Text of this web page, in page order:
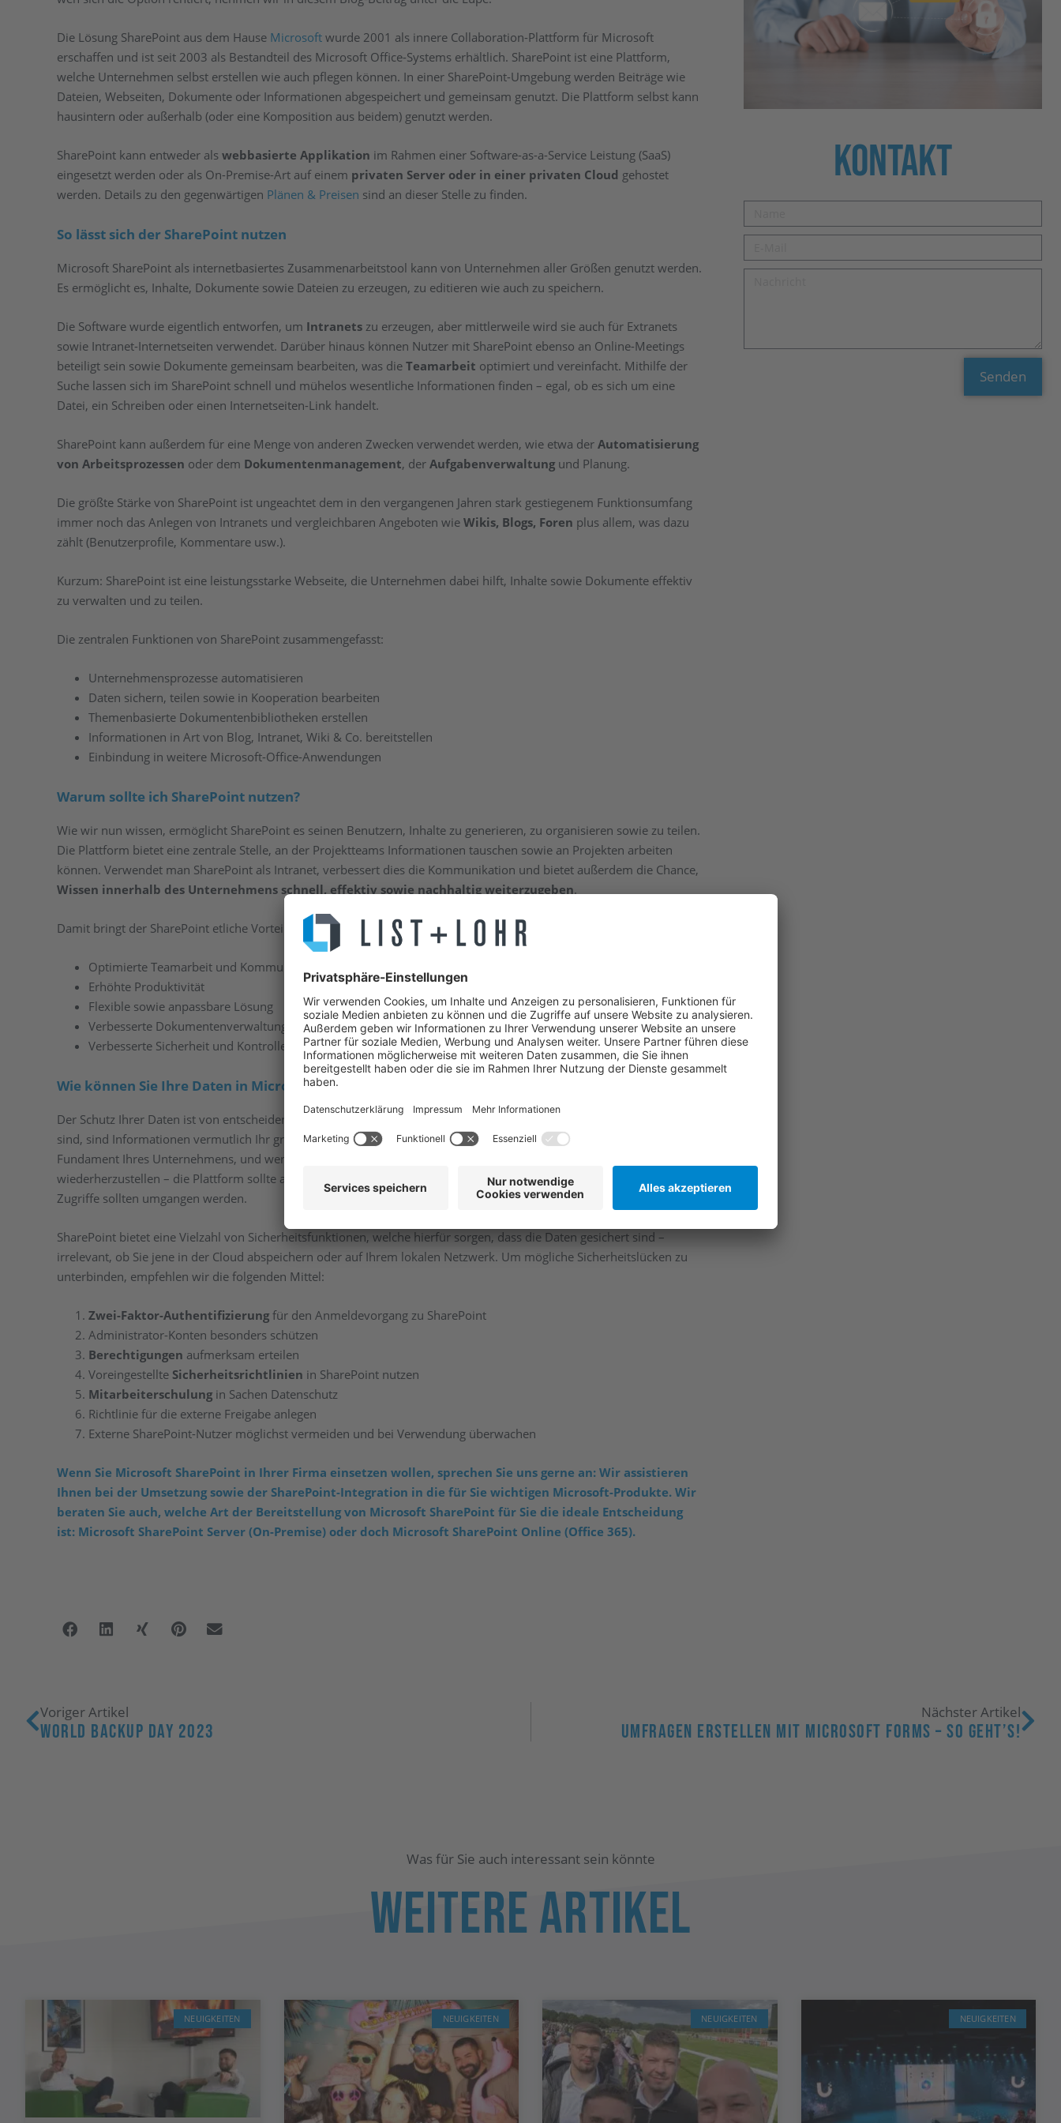
Die Lösung SharePoint aus dem Hause Microsoft wurde 2001 als innere Collaboration-Plattform für Microsoft
erschaffen und ist seit 2003 als Bestandteil des Microsoft Office-Systems erhältlich. SharePoint ist eine Plattform,
welche Unternehmen selbst erstellen wie auch pflegen können. In einer SharePoint-Umgebung werden Beiträge wie
Dateien, Webseiten, Dokumente oder Informationen abgespeichert und gemeinsam genutzt. Die Plattform selbst kann
hausintern oder außerhalb (oder eine Komposition aus beidem) genutzt werden.
SharePoint kann entweder als webbasierte Applikation im Rahmen einer Software-as-a-Service Leistung (SaaS)
eingesetzt werden oder als On-Premise-Art auf einem privaten Server oder in einer privaten Cloud gehostet
werden. Details zu den gegenwärtigen Plänen & Preisen sind an dieser Stelle zu finden.
So lässt sich der SharePoint nutzen
Microsoft SharePoint als internetbasiertes Zusammenarbeitstool kann von Unternehmen aller Größen genutzt werden.
Es ermöglicht es, Inhalte, Dokumente sowie Dateien zu erzeugen, zu editieren wie auch zu speichern.
Die Software wurde eigentlich entworfen, um Intranets zu erzeugen, aber mittlerweile wird sie auch für Extranets
sowie Intranet-Internetseiten verwendet. Darüber hinaus können Nutzer mit SharePoint ebenso an Online-Meetings
beteiligt sein sowie Dokumente gemeinsam bearbeiten, was die Teamarbeit optimiert und vereinfacht. Mithilfe der
Suche lassen sich im SharePoint schnell und mühelos wesentliche Informationen finden – egal, ob es sich um eine
Datei, ein Schreiben oder einen Internetseiten-Link handelt.
SharePoint kann außerdem für eine Menge von anderen Zwecken verwendet werden, wie etwa der Automatisierung
von Arbeitsprozessen oder dem Dokumentenmanagement, der Aufgabenverwaltung und Planung.
Die größte Stärke von SharePoint ist ungeachtet dem in den vergangenen Jahren stark gestiegenem Funktionsumfang
immer noch das Anlegen von Intranets und vergleichbaren Angeboten wie Wikis, Blogs, Foren plus allem, was dazu
zählt (Benutzerprofile, Kommentare usw.).
Kurzum: SharePoint ist eine leistungsstarke Webseite, die Unternehmen dabei hilft, Inhalte sowie Dokumente effektiv
zu verwalten und zu teilen.
Die zentralen Funktionen von SharePoint zusammengefasst:
Unternehmensprozesse automatisieren
Daten sichern, teilen sowie in Kooperation bearbeiten
Themenbasierte Dokumentenbibliotheken erstellen
Informationen in Art von Blog, Intranet, Wiki & Co. bereitstellen
Einbindung in weitere Microsoft-Office-Anwendungen
Warum sollte ich SharePoint nutzen?
Wie wir nun wissen, ermöglicht SharePoint es seinen Benutzern, Inhalte zu generieren, zu organisieren sowie zu teilen.
Die Plattform bietet eine zentrale Stelle, an der Projektteams Informationen tauschen sowie an Projekten arbeiten
können. Verwendet man SharePoint als Intranet, verbessert dies die Kommunikation und bietet außerdem die Chance,
Wissen innerhalb des Unternehmens schnell, effektiv sowie nachhaltig weiterzugeben.
Damit bringt der SharePoint etliche Vorteile für Firmen, darunter:
Optimierte Teamarbeit und Kommunikation
Erhöhte Produktivität
Flexible sowie anpassbare Lösung
Verbesserte Dokumentenverwaltung
Verbesserte Sicherheit und Kontrolle
Wie können Sie Ihre Daten in Microsoft SharePoint sichern?
Der Schutz Ihrer Daten ist von entscheidender Bedeutung. Speziell, wenn Sie ein kleineres oder mittleres Unternehmen
sind, sind Informationen vermutlich Ihr größtes Gut. Die Daten, welche Sie in SharePoint abspeichern, sind das
Fundament Ihres Unternehmens, und wenn Sie jene einbüßen, haben Sie eventuell keine Chance, diese
wiederherzustellen – die Plattform sollte also in jedem Fall geschützt sein! Es darf nichts verloren gehen und unbefugte
Zugriffe sollten umgangen werden.
SharePoint bietet eine Vielzahl von Sicherheitsfunktionen, welche hierfür sorgen, dass die Daten gesichert sind –
irrelevant, ob Sie jene in der Cloud abspeichern oder auf Ihrem lokalen Netzwerk. Um mögliche Sicherheitslücken zu
unterbinden, empfehlen wir die folgenden Mittel:
Zwei-Faktor-Authentifizierung für den Anmeldevorgang zu SharePoint
Administrator-Konten besonders schützen
Berechtigungen aufmerksam erteilen
Voreingestellte Sicherheitsrichtlinien in SharePoint nutzen
Mitarbeiterschulung in Sachen Datenschutz
Richtlinie für die externe Freigabe anlegen
Externe SharePoint-Nutzer möglichst vermeiden und bei Verwendung überwachen
Wenn Sie Microsoft SharePoint in Ihrer Firma einsetzen wollen, sprechen Sie uns gerne an: Wir assistieren
Ihnen bei der Umsetzung sowie der SharePoint-Integration in die für Sie wichtigen Microsoft-Produkte. Wir
beraten Sie auch, welche Art der Bereitstellung von Microsoft SharePoint für Sie die ideale Entscheidung
ist: Microsoft SharePoint Server (On-Premise) oder doch Microsoft SharePoint Online (Office 365).
Kontakt
Senden
Voriger Artikel
World Backup Day 2023
Nächster Artikel
Umfragen Erstellen Mit Microsoft Forms – So Geht’s!
Was für Sie auch interessant sein könnte
Weitere Artikel
NEUIGKEITEN NEUIGKEITEN NEUIGKEITEN NEUIGKEITEN